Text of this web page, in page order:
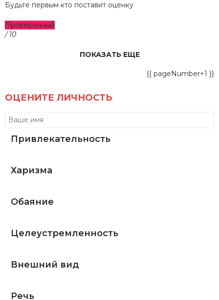
Будьте первым кто поставит оценку
Проверенный
/ 10
ПОКАЗАТЬ ЕЩЕ
{{ pageNumber+1 }}
ОЦЕНИТЕ ЛИЧНОСТЬ
Привлекательность
Харизма
Обаяние
Целеустремленность
Внешний вид
Речь